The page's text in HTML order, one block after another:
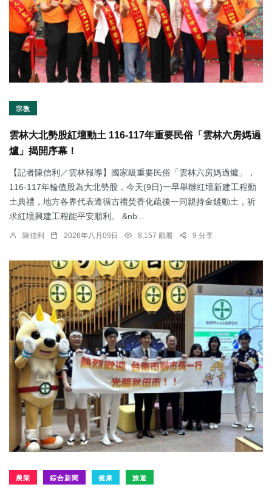
宗教
雲林大北勢股紅壇動土 116-117年重要民俗「雲林六房媽過
爐」揭開序幕！
【記者陳信利／雲林報導】國家級重要民俗「雲林六房媽過爐」，
116-117年輪值股為大北勢股，今天(9日)一早舉辦紅壇新建工程動
土典禮，地方各界代表遵循古禮焚香化疏後一同親持金鏟動土，祈
求紅壇興建工程能平安順利。 &nb...
陳信利 2026年八月09日 8,157 觀看 9 分享
農業 綜合新聞 健康 旅遊